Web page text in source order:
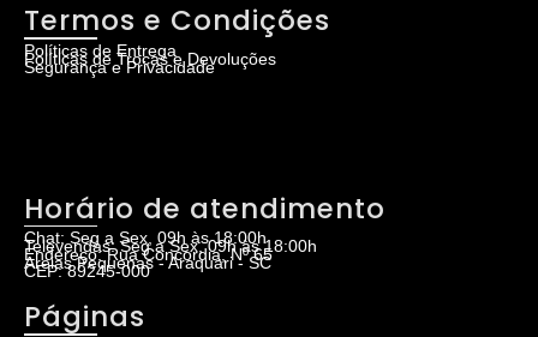
Termos e Condições
Políticas de Entrega
Políticas de Trocas e Devoluções
Segurança e Privacidade
Horário de atendimento
Chat: Seg a Sex, 09h às 18:00h
Televendas: Seg a Sex, 09h às 18:00h
Endereço: Rua Concordia, Nº 65
Areias Pequenas - Araquari - SC
CEP: 89245-000
Páginas